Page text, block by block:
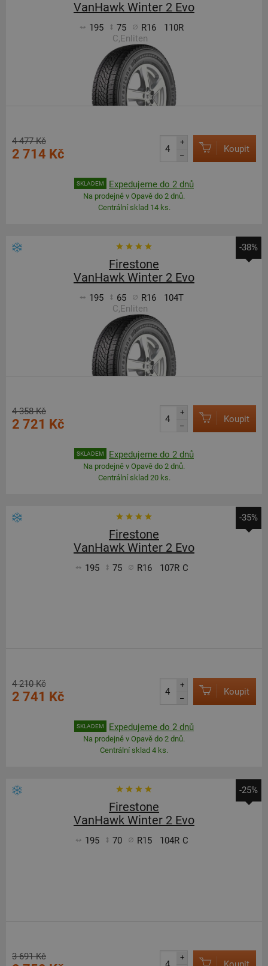
VanHawk Winter 2 Evo
195 75 R16
110R
C,Enliten
4 477 Kč
2 714 Kč
+
–
Koupit
SKLADEM Expedujeme do 2 dnů
Na prodejně v Opavě do 2 dnů.
Centrální sklad 14 ks.
-38%
Firestone
VanHawk Winter 2 Evo
195 65 R16
104T
C,Enliten
4 358 Kč
2 721 Kč
+
–
Koupit
SKLADEM Expedujeme do 2 dnů
Na prodejně v Opavě do 2 dnů.
Centrální sklad 20 ks.
-35%
Firestone
VanHawk Winter 2 Evo
195 75 R16 107R C
4 210 Kč
2 741 Kč
+
–
Koupit
SKLADEM Expedujeme do 2 dnů
Na prodejně v Opavě do 2 dnů.
Centrální sklad 4 ks.
-25%
Firestone
VanHawk Winter 2 Evo
195 70 R15 104R C
3 691 Kč
+